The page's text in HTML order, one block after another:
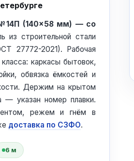
(140×58 мм) — со
из строительной стали
27772-2021). Рабочая
каркасы бытовок,
обвязка ёмкостей и
Держим на крытом
— указан номер плавки.
режем и гнём в
доставка по СЗФО.
6 м